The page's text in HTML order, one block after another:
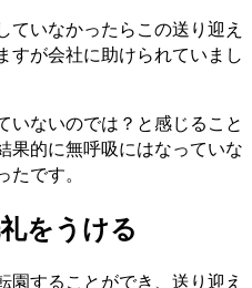
ていなかったらこの送り迎え
すが会社に助けられていまし
いないのでは？と感じること
果的に無呼吸にはなっていな
です。
をうける
することができ、送り迎え